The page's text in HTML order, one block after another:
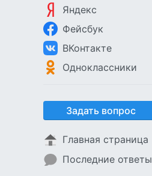
Яндекс
Фейсбук
ВКонтакте
Одноклассники
Задать вопрос
Главная страница
Последние ответы